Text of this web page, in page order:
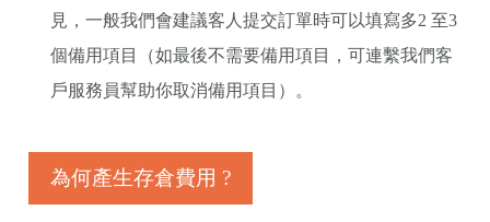
見，一般我們會建議客人提交訂單時可以填寫多2 至3
個備用項目（如最後不需要備用項目，可連繫我們客
戶服務員幫助你取消備用項目）。
為何產生存倉費用 ?